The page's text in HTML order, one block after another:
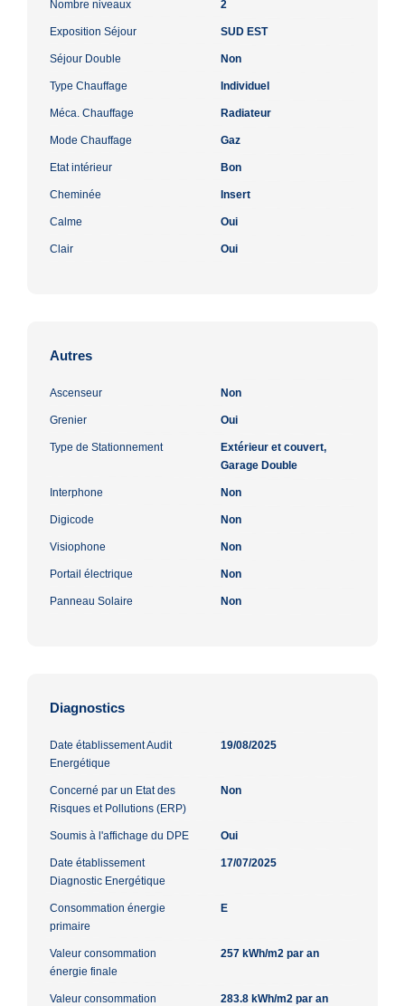
Nombre niveaux 2
Exposition Séjour SUD EST
Séjour Double Non
Type Chauffage Individuel
Méca. Chauffage Radiateur
Mode Chauffage Gaz
Etat intérieur Bon
Cheminée Insert
Calme Oui
Clair Oui
Autres
Ascenseur Non
Grenier Oui
Type de Stationnement
Extérieur et couvert,
Garage Double
Interphone Non
Digicode Non
Visiophone Non
Portail électrique Non
Panneau Solaire Non
Diagnostics
Date établissement Audit
Energétique
19/08/2025
Concerné par un Etat des
Risques et Pollutions (ERP)
Non
Soumis à l'affichage du DPE Oui
Date établissement
Diagnostic Energétique
17/07/2025
Consommation énergie
primaire
E
Valeur consommation
énergie finale
257 kWh/m2 par an
Valeur consommation
283.8 kWh/m2 par an